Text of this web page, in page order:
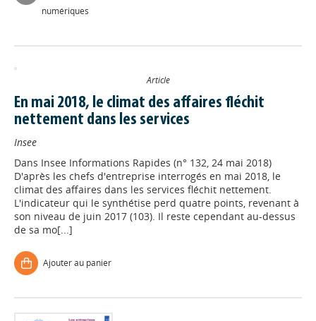
numériques
Article
En mai 2018, le climat des affaires fléchit
nettement dans les services
Insee
Dans Insee Informations Rapides (n° 132, 24 mai 2018)
D'après les chefs d'entreprise interrogés en mai 2018, le
climat des affaires dans les services fléchit nettement.
L'indicateur qui le synthétise perd quatre points, revenant à
son niveau de juin 2017 (103). Il reste cependant au-dessus
de sa mo[...]
Ajouter au panier